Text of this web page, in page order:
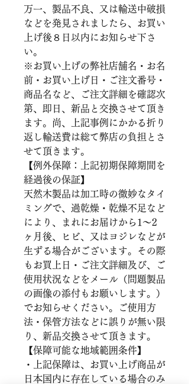
万一、製品不良、又は輸送中破損
などを発見されましたら、お買い
上げ後８日以内にお知らせ下さ
い。
※お買い上げの弊社店舗名・お名
前・お買い上げ日・ご注文番号・
商品名など、ご注文詳細を確認次
第、即日、新品と交換させて頂き
ます。尚、上記事例にかかる折り
返し輸送費は総て弊店の負担とさ
せて頂きます。
【例外保障：上記初期保障期間を
経過後の保証】
天然木製品は加工時の微妙なタイ
ミングで、過乾燥・乾燥不足など
により、まれにお届けから1～2
ヶ月後、ヒビ、又はヨジレなどが
生ずる場合がございます。その際
もお買上日・ご注文詳細及び、ご
使用状況などをメール（問題製品
の画像の添付もお願いします。）
でお知らせください。ご使用方
法・保管方法などに誤りが無い限
り、新品交換させて頂きます。
【保障可能な地域範囲条件】
・上記保障は、お買い上げ商品が
日本国内に存在している場合のみ